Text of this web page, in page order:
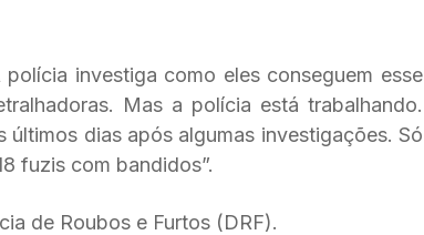
investiga como eles conseguem esse
Mas a polícia está trabalhando.
últimos dias após algumas investigações. Só
fuzis com bandidos”.
de Roubos e Furtos (DRF).